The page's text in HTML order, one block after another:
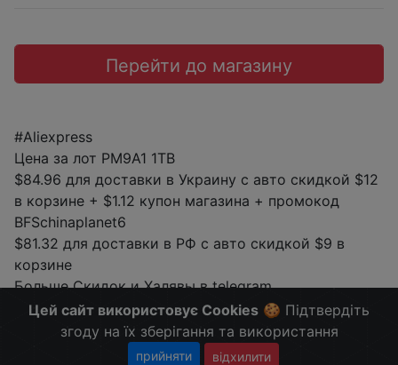
Перейти до магазину
#Aliexpress
Цена за лот PM9A1 1TB
$84.96 для доставки в Украину с авто скидкой $12
в корзине + $1.12 купон магазина + промокод
BFSchinaplanet6
$81.32 для доставки в РФ с авто скидкой $9 в
корзине
Больше Скидок и Халявы в telegram
t.me/%2B8jHVizJO6XY3M2Qy
Цей сайт використовує Cookies 🍪 Підтвердіть
згоду на їх зберігання та використання
прийняти відхилити